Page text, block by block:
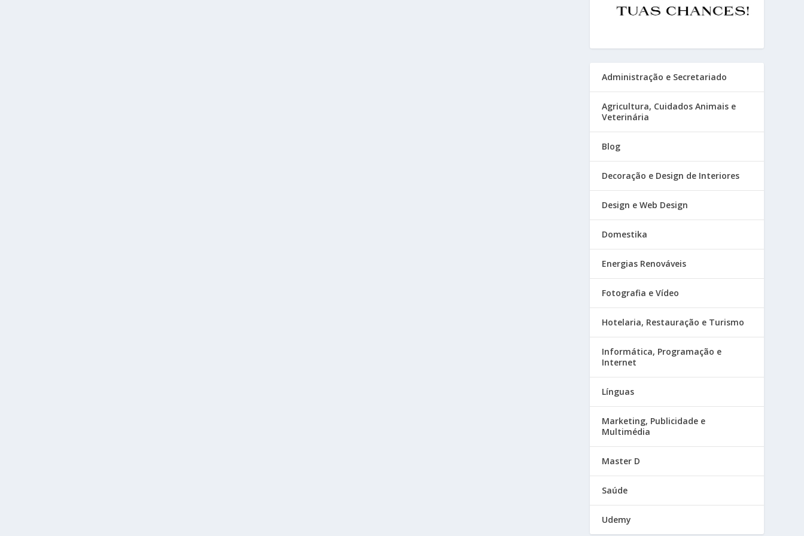
Administração e Secretariado
Agricultura, Cuidados Animais e
Veterinária
Blog
Decoração e Design de Interiores
Design e Web Design
Domestika
Energias Renováveis
Fotografia e Vídeo
Hotelaria, Restauração e Turismo
Informática, Programação e
Internet
Línguas
Marketing, Publicidade e
Multimédia
Master D
Saúde
Udemy